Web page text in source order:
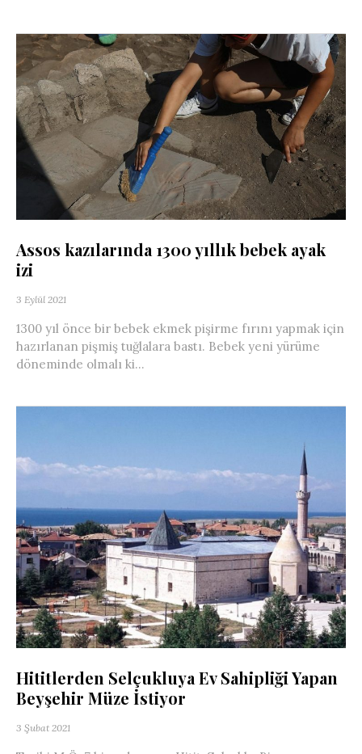
Assos kazılarında 1300 yıllık bebek ayak
izi
3 Eylül 2021
1300 yıl önce bir bebek ekmek pişirme fırını yapmak için
hazırlanan pişmiş tuğlalara bastı. Bebek yeni yürüme
döneminde olmalı ki...
Hititlerden Selçukluya Ev Sahipliği Yapan
Beyşehir Müze İstiyor
3 Şubat 2021